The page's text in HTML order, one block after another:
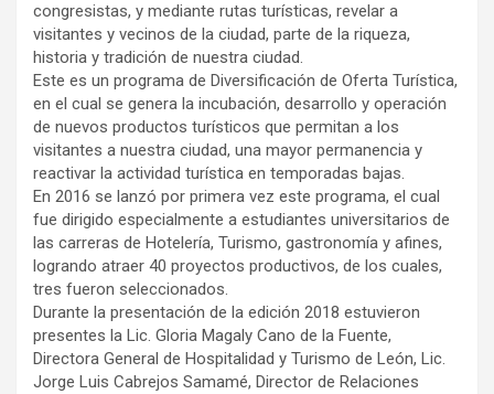
congresistas, y mediante rutas turísticas, revelar a
visitantes y vecinos de la ciudad, parte de la riqueza,
historia y tradición de nuestra ciudad.
Este es un programa de Diversificación de Oferta Turística,
en el cual se genera la incubación, desarrollo y operación
de nuevos productos turísticos que permitan a los
visitantes a nuestra ciudad, una mayor permanencia y
reactivar la actividad turística en temporadas bajas.
En 2016 se lanzó por primera vez este programa, el cual
fue dirigido especialmente a estudiantes universitarios de
las carreras de Hotelería, Turismo, gastronomía y afines,
logrando atraer 40 proyectos productivos, de los cuales,
tres fueron seleccionados.
Durante la presentación de la edición 2018 estuvieron
presentes la Lic. Gloria Magaly Cano de la Fuente,
Directora General de Hospitalidad y Turismo de León, Lic.
Jorge Luis Cabrejos Samamé, Director de Relaciones